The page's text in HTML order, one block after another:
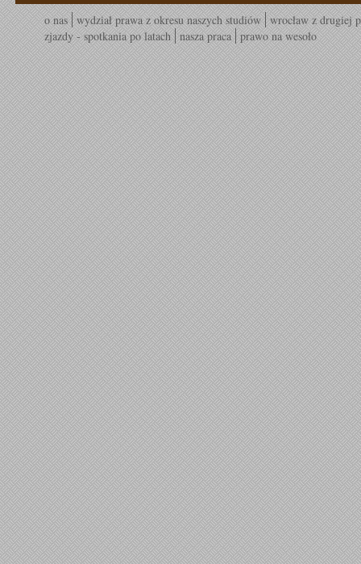
o nas wydział prawa z okresu naszych studiów wrocław z drugiej
zjazdy - spotkania po latach nasza praca prawo na wesoło